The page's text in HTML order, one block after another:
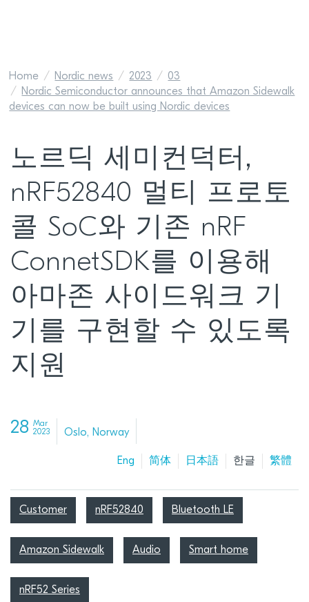
Home Nordic news 2023
03
Nordic Semiconductor announces that Amazon Sidewalk
devices can now be built using Nordic devices
노르딕 세미컨덕터,
nRF52840 멀티 프로토
콜 SoC와 기존 nRF
ConnetSDK를 이용해
아마존 사이드워크 기
기를 구현할 수 있도록
지원
28 Mar
2023
Oslo, Norway
Eng 简体 日本語 한글 繁體
Customer nRF52840 Bluetooth LE
Amazon Sidewalk Audio Smart home
nRF52 Series